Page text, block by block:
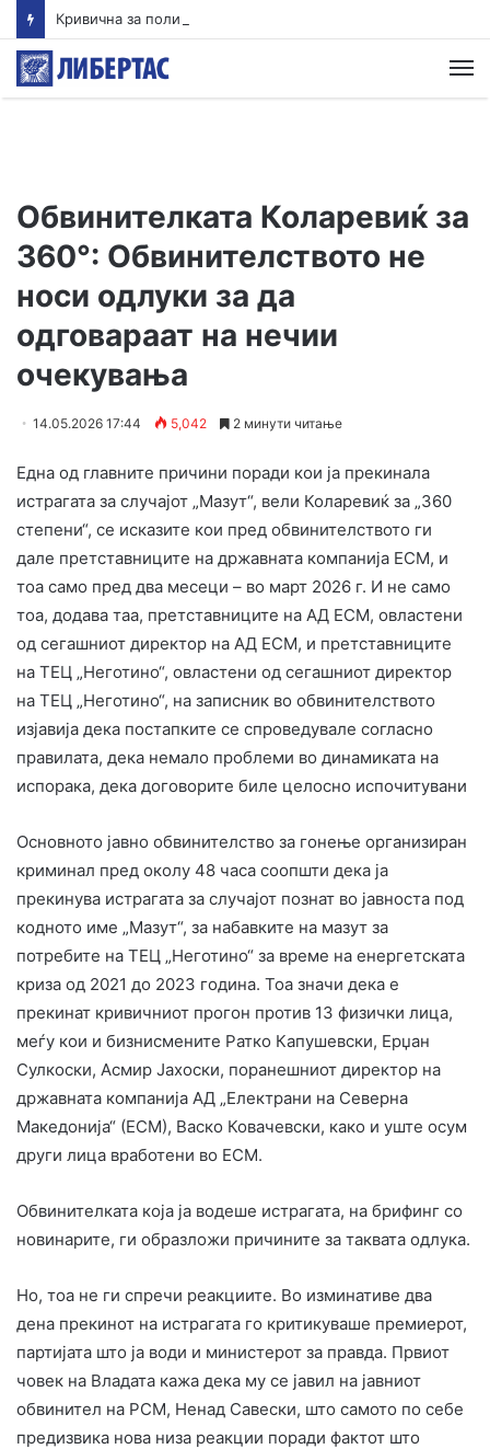
Обвинителката Коларевиќ за
360°: Обвинителството не
носи одлуки за да
одговараат на нечии
очекувања
14.05.2026 17:44 5,042 2 минути читање
Една од главните причини поради кои ја прекинала
истрагата за случајот „Мазут“, вели Коларевиќ за „360
степени“, се исказите кои пред обвинителството ги
дале претставниците на државната компанија ЕСМ, и
тоа само пред два месеци – во март 2026 г. И не само
тоа, додава таа, претставниците на АД ЕСМ, овластени
од сегашниот директор на АД ЕСМ, и претставниците
на ТЕЦ „Неготино“, овластени од сегашниот директор
на ТЕЦ „Неготино“, на записник во обвинителството
изјавија дека постапките се спроведувале согласно
правилата, дека немало проблеми во динамиката на
испорака, дека договорите биле целосно испочитувани
Основното јавно обвинителство за гонење организиран
криминал пред околу 48 часа соопшти дека ја
прекинува истрагата за случајот познат во јавноста под
кодното име „Мазут“, за набавките на мазут за
потребите на ТЕЦ „Неготино“ за време на енергетската
криза од 2021 до 2023 година. Тоа значи дека е
прекинат кривичниот прогон против 13 физички лица,
меѓу кои и бизнисмените Ратко Капушевски, Ерџан
Сулкоски, Асмир Јахоски, поранешниот директор на
државната компанија АД „Електрани на Северна
Македонија“ (ЕСМ), Васко Ковачевски, како и уште осум
други лица вработени во ЕСМ.
Обвинителката која ја водеше истрагата, на брифинг со
новинарите, ги образложи причините за таквата одлука.
Но, тоа не ги спречи реакциите. Во изминативе два
дена прекинот на истрагата го критикуваше премиерот,
партијата што ја води и министерот за правда. Првиот
човек на Владата кажа дека му се јавил на јавниот
обвинител на РСМ, Ненад Савески, што самото по себе
предизвика нова низа реакции поради фактот што